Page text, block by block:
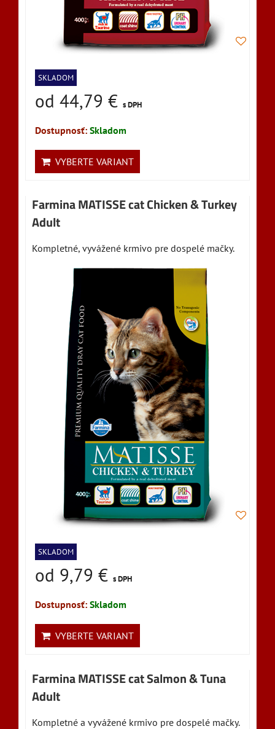
SKLADOM
od 44,79 € s DPH
Dostupnosť: Skladom
VYBERTE VARIANT
Farmina MATISSE cat Chicken & Turkey
Adult
Kompletné, vyvážené krmivo pre dospelé mačky.
SKLADOM
od 9,79 € s DPH
Dostupnosť: Skladom
VYBERTE VARIANT
Farmina MATISSE cat Salmon & Tuna
Adult
Kompletné a vyvážené krmivo pre dospelé mačky.